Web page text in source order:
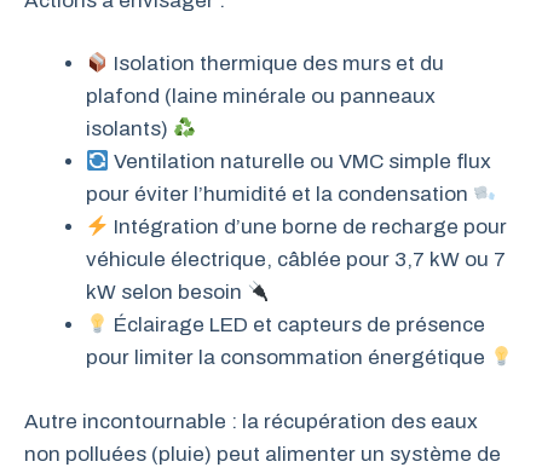
Isolation thermique des murs et du
plafond (laine minérale ou panneaux
isolants)
Ventilation naturelle ou VMC simple flux
pour éviter l’humidité et la condensation
Intégration d’une borne de recharge pour
véhicule électrique, câblée pour 3,7 kW ou 7
kW selon besoin
Éclairage LED et capteurs de présence
pour limiter la consommation énergétique
Autre incontournable : la récupération des eaux
non polluées (pluie) peut alimenter un système de